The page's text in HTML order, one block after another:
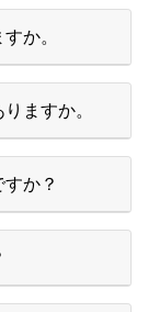
か。
ますか。
か？